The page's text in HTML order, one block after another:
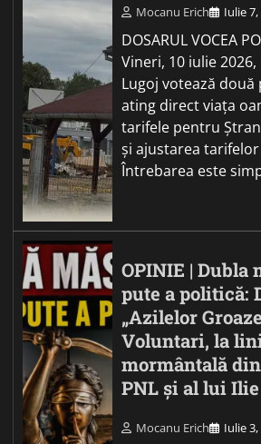
Mocanu Erich Iulie
DOSARUL VOCEA
Vineri, 10 iulie
Lugoj votează
ating direct viața
tarifele pentru
și ajustarea
Întrebarea este
OPINIE | Dubla
pute a politică:
„Azilelor
Voluntari, la
mormântală
PNL și al lui
Mocanu Erich Iulie